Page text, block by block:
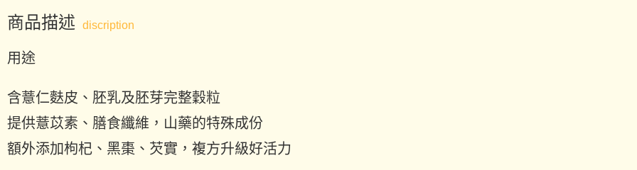
商品描述 discription
用途
含薏仁麩皮、胚乳及胚芽完整穀粒
提供薏苡素、膳食纖維，山藥的特殊成份
額外添加枸杞、黑棗、芡實，複方升級好活力